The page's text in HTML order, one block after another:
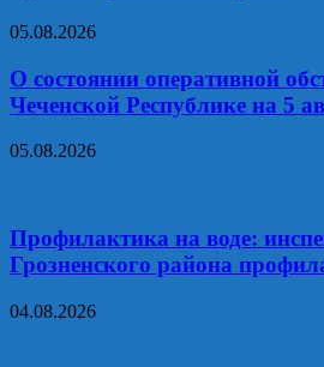
05.08.2026
О состоянии оперативной
Чеченской Республике на 5
05.08.2026
Профилактика на воде:
Грозненского района
04.08.2026